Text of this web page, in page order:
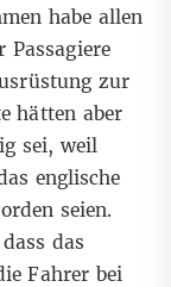
habe allen
Passagiere
zur
hätten aber
sei, weil
englische
seien.
das
Fahrer bei